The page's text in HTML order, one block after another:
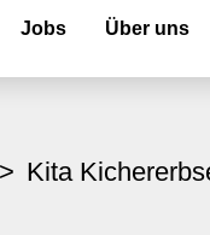
Jobs Über uns
Kita